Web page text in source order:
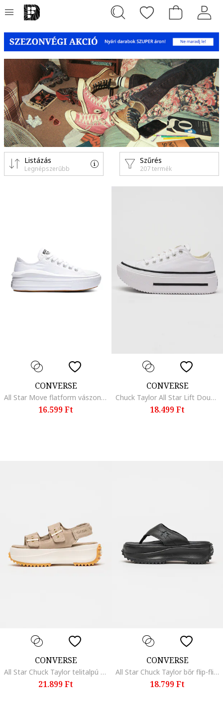
Szűrés
207 termék
Listázás
Legnépszerűbb
CONVERSE
All Star Move flatform vászoncipő, Fehér
16.599 Ft
CONVERSE
Chuck Taylor All Star Lift Double Stack megerősített orrú cipő, Fehér
18.499 Ft
CONVERSE
All Star Chuck Taylor telitalpú nyersbőr szandál, Sötétbézs
21.899 Ft
CONVERSE
All Star Chuck Taylor bőr flip-flip papucs, Fekete
18.799 Ft